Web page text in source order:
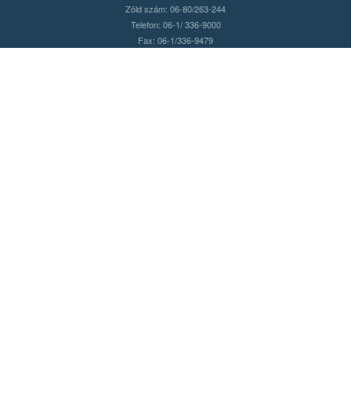
Zöld szám: 06-80/263-244
Telefon: 06-1/ 336-9000
Fax: 06-1/336-9479